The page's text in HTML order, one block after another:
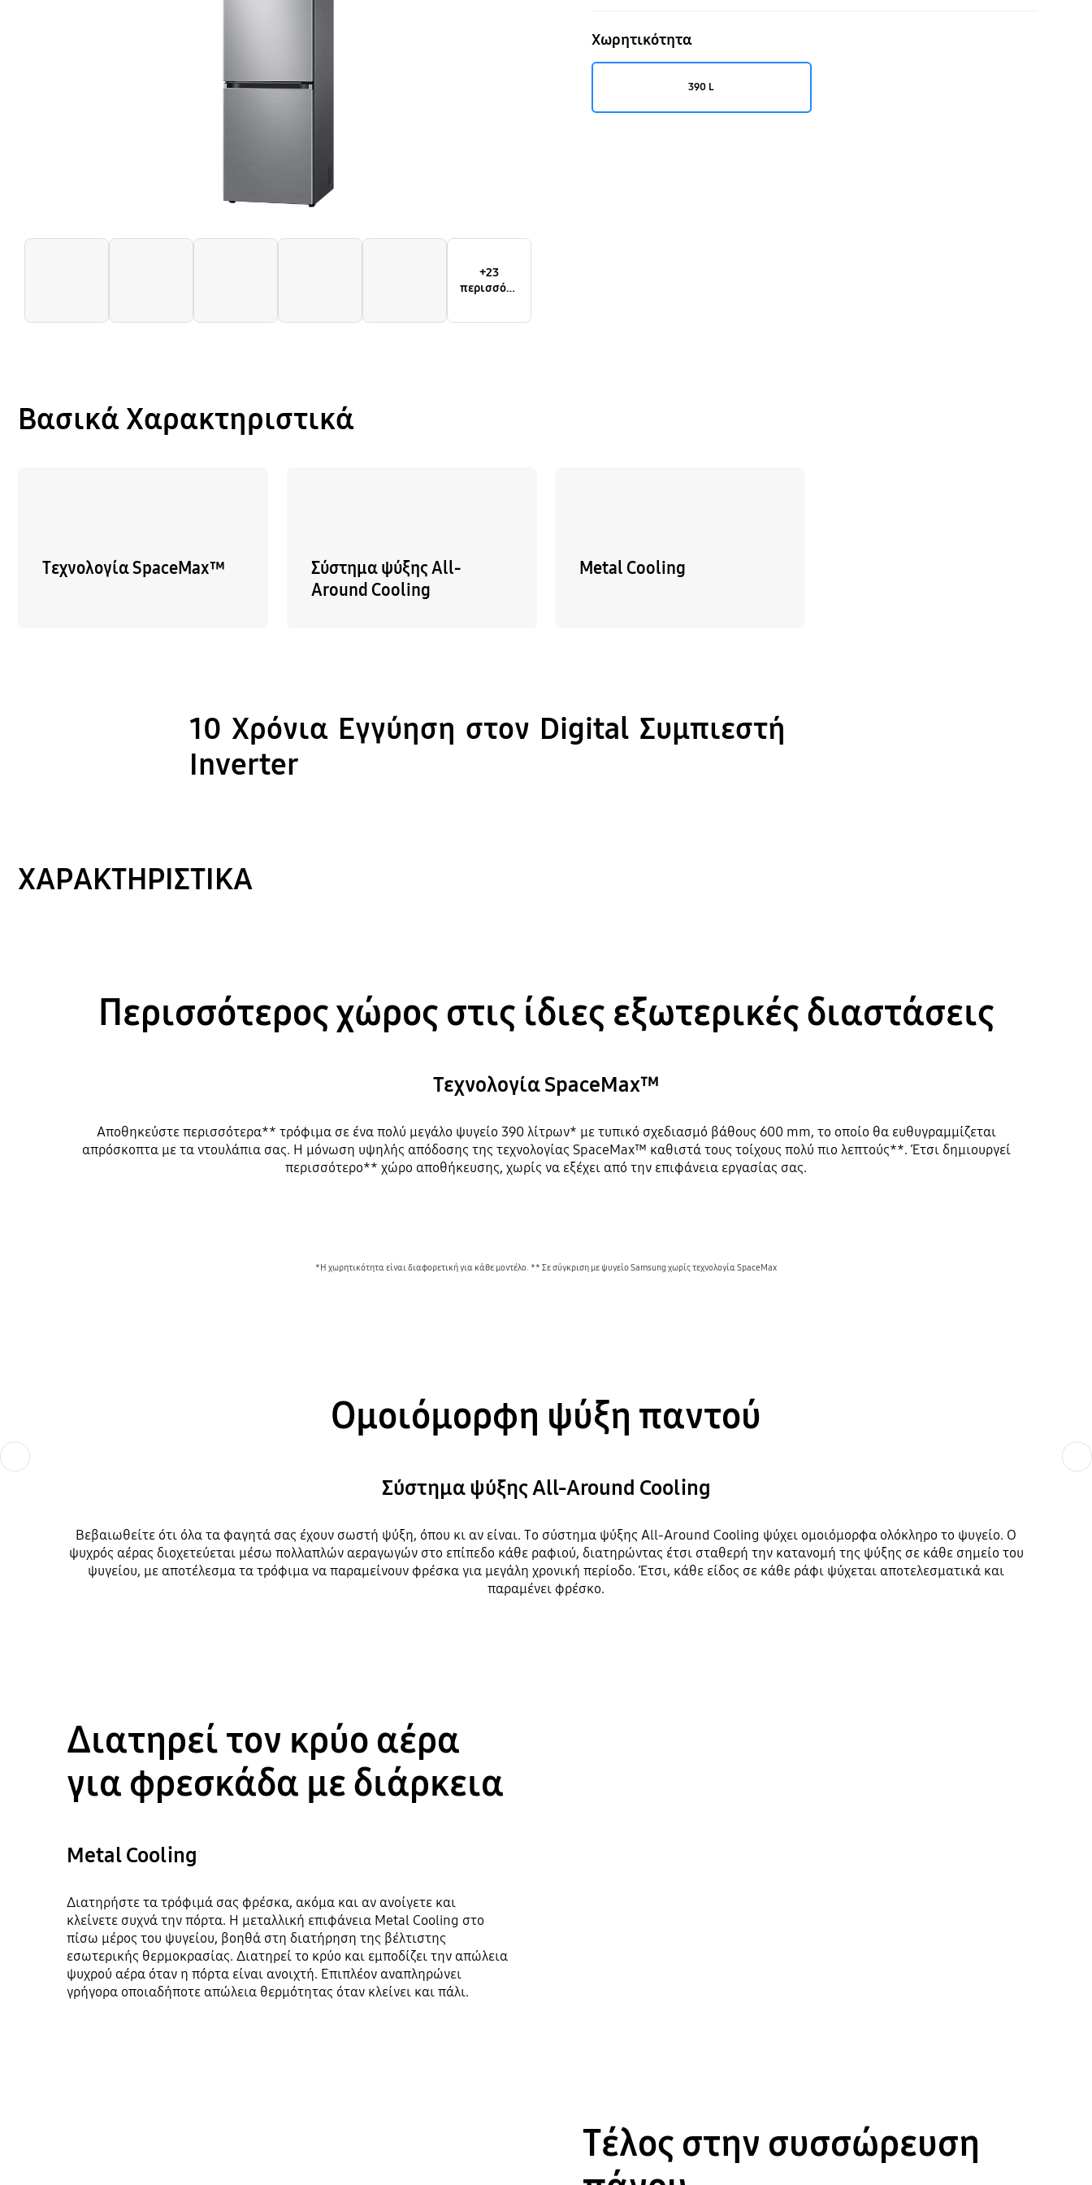
+23
περισσότε
Χωρητικότητα
390 L
Βασικά Χαρακτηριστικά
Τεχνολογία SpaceMax™
Σύστημα ψύξης All-
Around Cooling
Metal Cooling
10 Χρόνια Εγγύηση στον Digital Συμπιεστή
Inverter
ΧΑΡΑΚΤΗΡΙΣΤΙΚΑ
Περισσότερος χώρος στις ίδιες εξωτερικές διαστάσεις
Τεχνολογία SpaceMax™
Αποθηκεύστε περισσότερα** τρόφιμα σε ένα πολύ μεγάλο ψυγείο 390 λίτρων* με τυπικό σχεδιασμό βάθους 600 mm, το οποίο θα ευθυγραμμίζεται
απρόσκοπτα με τα ντουλάπια σας. Η μόνωση υψηλής απόδοσης της τεχνολογίας SpaceMax™ καθιστά τους τοίχους πολύ πιο λεπτούς**. Έτσι δημιουργεί
περισσότερο** χώρο αποθήκευσης, χωρίς να εξέχει από την επιφάνεια εργασίας σας.
*Η χωρητικότητα είναι διαφορετική για κάθε μοντέλο. ** Σε σύγκριση με ψυγείο Samsung χωρίς τεχνολογία SpaceMax
Ομοιόμορφη ψύξη παντού
Σύστημα ψύξης All-Around Cooling
Βεβαιωθείτε ότι όλα τα φαγητά σας έχουν σωστή ψύξη, όπου κι αν είναι. Το σύστημα ψύξης All-Around Cooling ψύχει ομοιόμορφα ολόκληρο το ψυγείο. Ο
ψυχρός αέρας διοχετεύεται μέσω πολλαπλών αεραγωγών στο επίπεδο κάθε ραφιού, διατηρώντας έτσι σταθερή την κατανομή της ψύξης σε κάθε σημείο του
ψυγείου, με αποτέλεσμα τα τρόφιμα να παραμείνουν φρέσκα για μεγάλη χρονική περίοδο. Έτσι, κάθε είδος σε κάθε ράφι ψύχεται αποτελεσματικά και
παραμένει φρέσκο.
Διατηρεί τον κρύο αέρα
για φρεσκάδα με διάρκεια
Metal Cooling
Διατηρήστε τα τρόφιμά σας φρέσκα, ακόμα και αν ανοίγετε και
κλείνετε συχνά την πόρτα. Η μεταλλική επιφάνεια Metal Cooling στο
πίσω μέρος του ψυγείου, βοηθά στη διατήρηση της βέλτιστης
εσωτερικής θερμοκρασίας. Διατηρεί το κρύο και εμποδίζει την απώλεια
ψυχρού αέρα όταν η πόρτα είναι ανοιχτή. Επιπλέον αναπληρώνει
γρήγορα οποιαδήποτε απώλεια θερμότητας όταν κλείνει και πάλι.
Τέλος στην συσσώρευση